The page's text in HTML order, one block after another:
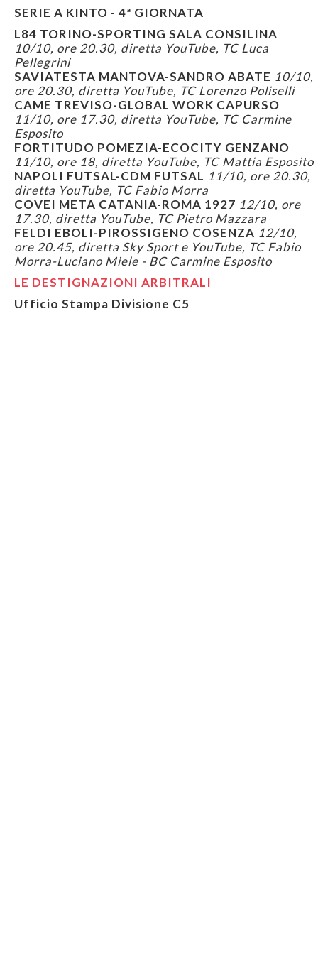
SERIE A KINTO - 4ª GIORNATA
L84 TORINO-SPORTING SALA CONSILINA
10/10, ore 20.30, diretta YouTube, TC Luca
Pellegrini
SAVIATESTA MANTOVA-SANDRO ABATE 10/10,
ore 20.30, diretta YouTube, TC Lorenzo Poliselli
CAME TREVISO-GLOBAL WORK CAPURSO
11/10, ore 17.30, diretta YouTube, TC Carmine
Esposito
FORTITUDO POMEZIA-ECOCITY GENZANO
11/10, ore 18, diretta YouTube, TC Mattia Esposito
NAPOLI FUTSAL-CDM FUTSAL 11/10, ore 20.30,
diretta YouTube, TC Fabio Morra
COVEI META CATANIA-ROMA 1927 12/10, ore
17.30, diretta YouTube, TC Pietro Mazzara
FELDI EBOLI-PIROSSIGENO COSENZA 12/10,
ore 20.45, diretta Sky Sport e YouTube, TC Fabio
Morra-Luciano Miele - BC Carmine Esposito
LE DESTIGNAZIONI ARBITRALI
Ufficio Stampa Divisione C5